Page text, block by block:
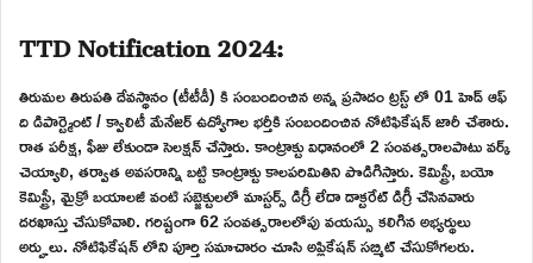
TTD Notification 2024:
తిరుమల తిరుపతి దేవస్థానం (టీటీడీ) కి సంబందించిన అన్న ప్రసాదం ట్రస్ట్ లో 01 హెడ్ ఆఫ్
ది డిపార్ట్మెంట్ / క్వాలిటీ మేనేజర్ ఉద్యోగాల భర్తీకి సంబందించిన నోటిఫికేషన్ జారీ చేశారు.
రాత పరీక్ష, ఫీజు లేకుండా సెలక్షన్ చేస్తారు. కాంట్రాక్టు విధానంలో 2 సంవత్సరాలపాటు వర్క్
చెయ్యాలి, తర్వాత అవసరాన్ని బట్టి కాంట్రాక్టు కాలపరిమితిని పొడిగిస్తారు. కెమిస్ట్రీ, బయో
కెమిస్ట్రీ, మైక్రో బయాలజీ వంటి సబ్జెక్టులలో మాస్టర్స్ డిగ్రీ లేదా డాక్టరేట్ డిగ్రీ చేసినవారు
దరఖాస్తు చేసుకోవాలి. గరిష్టంగా 62 సంవత్సరాలలోపు వయస్సు కలిగిన అభ్యర్థులు
అర్హులు. నోటిఫికేషన్ లోని పూర్తి సమాచారం చూసి అప్లికేషన్ సబ్మిట్ చేసుకోగలరు.